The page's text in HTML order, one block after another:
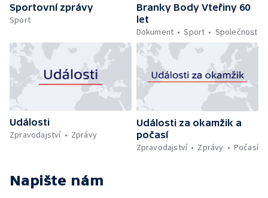
Sportovní zprávy
Sport
Branky Body Vteřiny 60
let
Dokument
Sport Společnost
Události
Zpravodajství
Zprávy
Události za okamžik a
počasí
Zpravodajství
Zprávy Počasí
Napište nám